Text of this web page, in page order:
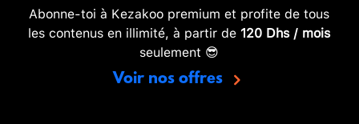
Abonne-toi à Kezakoo premium et profite de tous
les contenus en illimité, à partir de 120 Dhs / mois
seulement 😎
Voir nos offres